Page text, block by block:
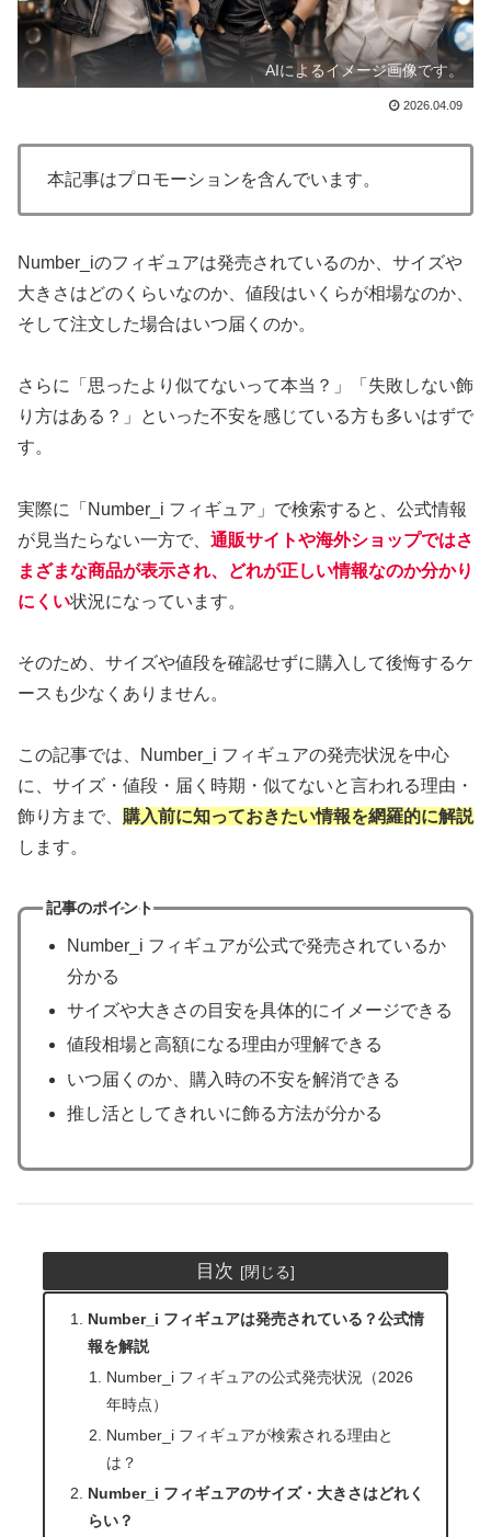
AIによるイメージ画像です。
2026.04.09
本記事はプロモーションを含んでいます。
Number_iのフィギュアは発売されているのか、サイズや
大きさはどのくらいなのか、値段はいくらが相場なのか、
そして注文した場合はいつ届くのか。
さらに「思ったより似てないって本当？」「失敗しない飾
り方はある？」といった不安を感じている方も多いはずで
す。
実際に「Number_i フィギュア」で検索すると、公式情報
が見当たらない一方で、 通販サイトや海外ショップではさ
まざまな商品が表示され、どれが正しい情報なのか分かり
にくい状況になっています。
そのため、サイズや値段を確認せずに購入して後悔するケ
ースも少なくありません。
この記事では、Number_i フィギュアの発売状況を中心
に、サイズ・値段・届く時期・似てないと言われる理由・
飾り方まで、 購入前に知っておきたい情報を網羅的に解説
します。
記事のポイント
Number_i フィギュアが公式で発売されているか
分かる
サイズや大きさの目安を具体的にイメージできる
値段相場と高額になる理由が理解できる
いつ届くのか、購入時の不安を解消できる
推し活としてきれいに飾る方法が分かる
目次
Number_i フィギュアは発売されている？公式情
報を解説
Number_i フィギュアの公式発売状況（2026
年時点）
Number_i フィギュアが検索される理由と
は？
Number_i フィギュアのサイズ・大きさはどれく
らい？